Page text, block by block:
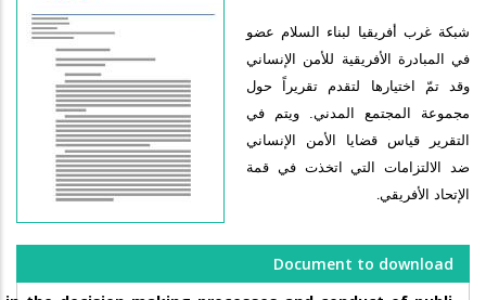
شبكة غرب أفريقيا لبناء السلام عضو
في المبادرة الأفريقية للأمن الإنساني
وقد تمّ اختيارها لتقدم تقريراً حول
مجموعة المجتمع المدني. ويتم في
التقرير قياس قضايا الأمن الإنساني
ضد الالتزامات التي اتخذت في قمة
الإتحاد الأفريقي.
Document to download